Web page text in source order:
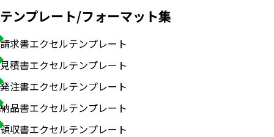
テンプレート/フォーマット集
請求書エクセルテンプレート
見積書エクセルテンプレート
発注書エクセルテンプレート
納品書エクセルテンプレート
領収書エクセルテンプレート